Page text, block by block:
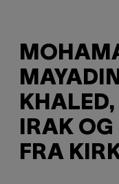
IRAK
FRA